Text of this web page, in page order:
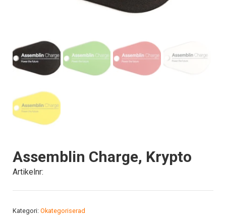
Assemblin Charge, Krypto
Artikelnr:
Kategori: Okategoriserad